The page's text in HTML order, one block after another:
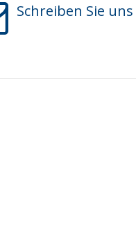
Schreiben Sie uns